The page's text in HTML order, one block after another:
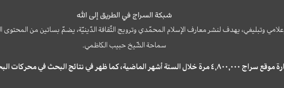
شبكة السراج في الطريق إلى الله
إعلامي وتبليغي، يهدف لنشر معارف الإسلام المحمّدي وترويج الثّقافة الدّينيّة، يضمّ بساتين من
سماحة الشّيخ حبيب الكاظمي.
أشهر الماضية، كما ظهر في نتائج البحث في محركات البحث٢٢,٢٩٠,٠٠٠ مرّة.